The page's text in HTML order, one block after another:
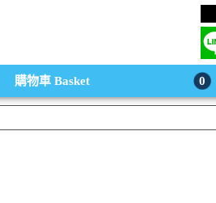
購物車 Basket 0